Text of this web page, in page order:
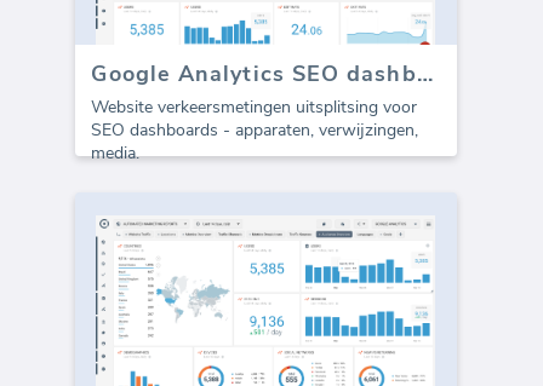
Google Analytics SEO dashboard - Alle Verkeer
Website verkeersmetingen uitsplitsing voor
SEO dashboards - apparaten, verwijzingen,
media.